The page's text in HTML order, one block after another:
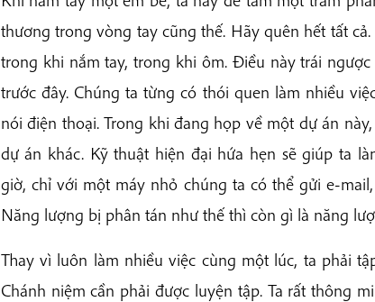
thương trong vòng tay cũng thế. Hãy quên hết tất
trong khi nắm tay, trong khi ôm. Điều này trái
trước đây. Chúng ta từng có thói quen làm nhiều
nói điện thoại. Trong khi đang họp về một dự án
dự án khác. Kỹ thuật hiện đại hứa hẹn sẽ giúp ta
giờ, chỉ với một máy nhỏ chúng ta có thể gửi e-
Năng lượng bị phân tán như thế thì còn gì là năng
Thay vì luôn làm nhiều việc cùng một lúc, ta phải
Chánh niệm cần phải được luyện tập. Ta rất thông